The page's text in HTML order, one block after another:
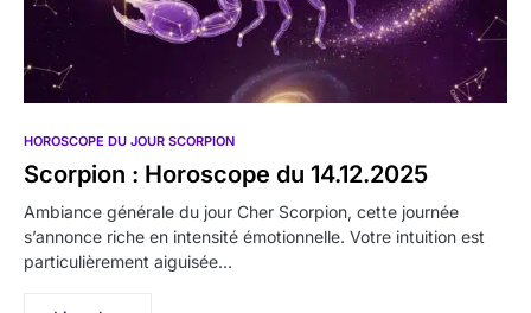
HOROSCOPE DU JOUR SCORPION
Scorpion : Horoscope du 14.12.2025
Ambiance générale du jour Cher Scorpion, cette journée
s’annonce riche en intensité émotionnelle. Votre intuition est
particulièrement aiguisée…